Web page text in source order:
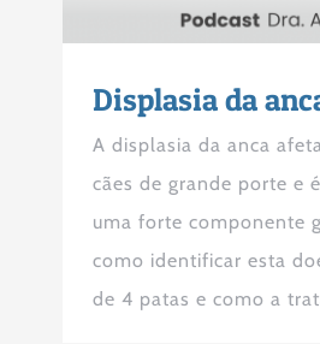
Displasia da
A displasia da anca
cães de grande porte e
uma forte componente
como identificar esta
de 4 patas e como a